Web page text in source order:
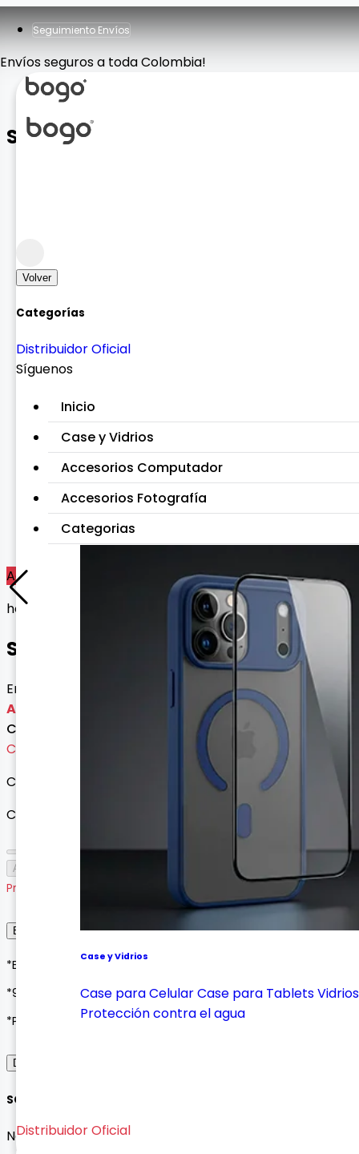
Seguimiento Envíos
Envíos seguros a toda Colombia!
Volver
Categorías
Distribuidor Oficial
Síguenos
Inicio
Case y Vidrios
Accesorios Computador
Accesorios Fotografía
Categorias
Case y Vidrios
Case para CelularCase para TabletsVidrios
Protección contra el agua
Distribuidor Oficial
SOPORTE MOSHINO
Agotado
homologado
SOPORTE MOSHINO
Envío gratis con esta oferta
Agotado
Consultar precio
Cargando variantes...
Cargando variantes disponibles...
Cantidad
Agotado
Producto agotado
Envío, Entrega y Garantía
*Envíos a todo Colombia*
*90 días de garantía*
*Pagos seguros con Wompi o contraentrega*
Descripción del Producto
SOPORTE MOSHINO
No hay descripción disponible para este producto.